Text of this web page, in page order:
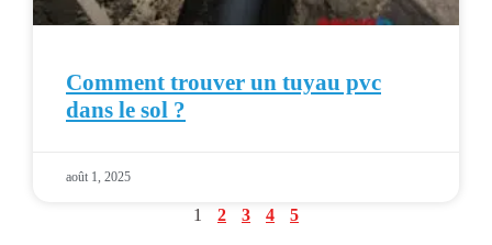
Comment trouver un tuyau pvc
dans le sol ?
août 1, 2025
1 2 3 4 5